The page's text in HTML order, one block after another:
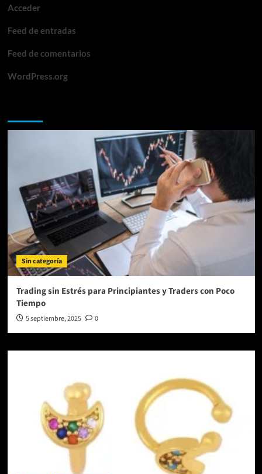
Acceder
Feed de entradas
Feed de comentarios
WordPress.org
Sin categoría
Trading sin Estrés para Principiantes y Traders con Poco
Tiempo
5 septiembre, 2025 0